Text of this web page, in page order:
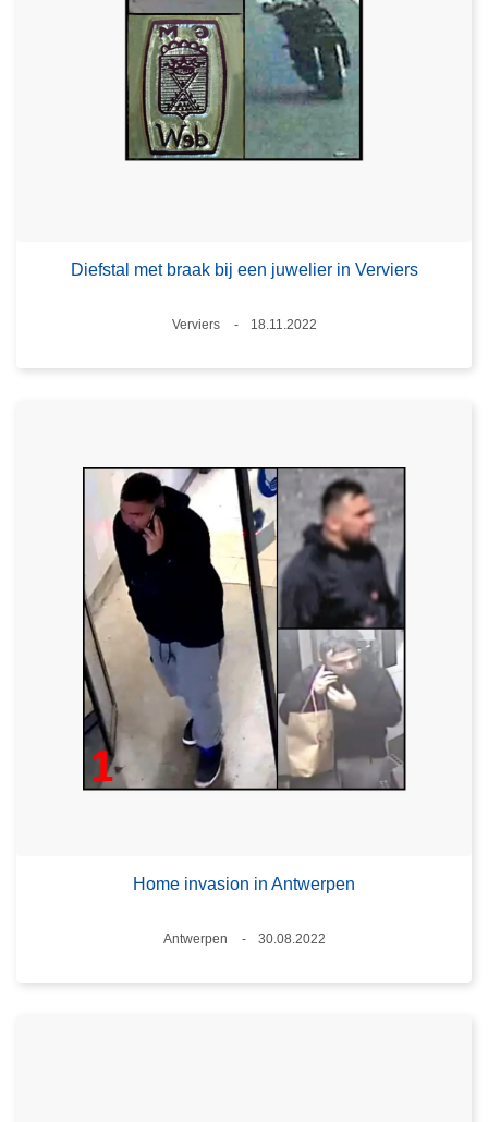
Diefstal met braak bij een juwelier in Verviers
Plaats
Verviers
18.11.2022
Home invasion in Antwerpen
Plaats
Antwerpen
30.08.2022